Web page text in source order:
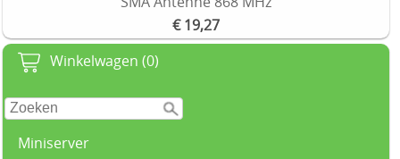
Winkelwagen (0)
Miniserver
€ 19,27